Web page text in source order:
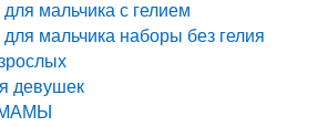
мальчика с гелием
мальчика наборы без гелия
девушек